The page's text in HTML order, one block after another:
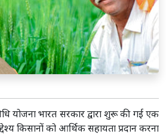
योजना भारत सरकार द्वारा शुरू की गई एक
किसानों को आर्थिक सहायता प्रदान करना